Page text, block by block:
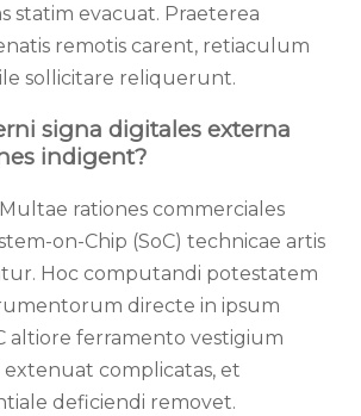
statim evacuat. Praeterea
remotis carent, retiaculum
sollicitare reliquerunt.
signa digitales externa
indigent?
rationes commerciales
on-Chip (SoC) technicae artis
Hoc computandi potestatem
directe in ipsum
altiore ferramento vestigium
complicatas, et
deficiendi removet.